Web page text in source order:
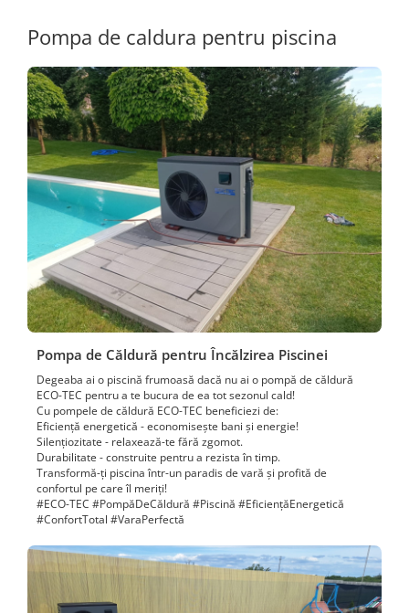
Pompa de caldura pentru piscina
Pompa de Căldură pentru Încălzirea Piscinei
Degeaba ai o piscină frumoasă dacă nu ai o pompă de căldură
ECO-TEC pentru a te bucura de ea tot sezonul cald!
Cu pompele de căldură ECO-TEC beneficiezi de:
Eficiență energetică - economisește bani și energie!
Silențiozitate - relaxează-te fără zgomot.
Durabilitate - construite pentru a rezista în timp.
Transformă-ți piscina într-un paradis de vară și profită de
confortul pe care îl meriți!
#ECO-TEC #PompăDeCăldură #Piscină #EficiențăEnergetică
#ConfortTotal #VaraPerfectă